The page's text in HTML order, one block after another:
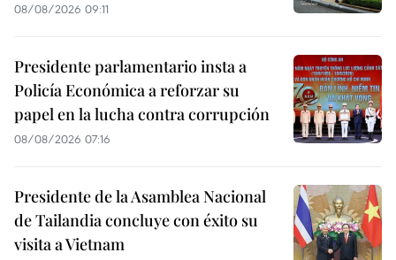
08/08/2026 09:11
Presidente parlamentario insta a
Policía Económica a reforzar su
papel en la lucha contra corrupción
08/08/2026 07:16
Presidente de la Asamblea Nacional
de Tailandia concluye con éxito su
visita a Vietnam